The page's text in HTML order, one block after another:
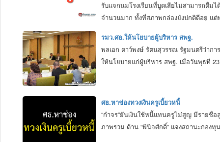
รับแจกนมโรงเรียนที่บูดเสียไม่สามารถดื่ม
จำนวนมาก ทั้งที่สภาพกล่องยังปกติดีอยู่ แต่
สนับสนุนนมโรงเรียนมาจากเทศบาลตำบลบ้านทุ่งหลวง ที่ผ่านมาพบนม
เป็นนมพาสเจอร์ไรส์แบบบรรจุถุงมาหลายครั้ง แต่เทศบาลก็เงียบเฉย ส
ไป.“
รมว.ศธ.ให้นโยบายผู้บริหาร สพฐ.
พลเอก ดาว์พงษ์ รัตนสุวรรณ รัฐมนตรีว่ากา
ให้นโยบายแก่ผู้บริหาร สพฐ. เมื่อวันพุธที่
ศธ.หาช่องทวงเงินครูเบี้ยวหนี้
“กำจร”ยันเงินใช้หนี้แทนครูไม่สูญ มีรายชื่
ภาพรวม ด้าน “พินิจศํกดิ์” แจงสถานะกอง